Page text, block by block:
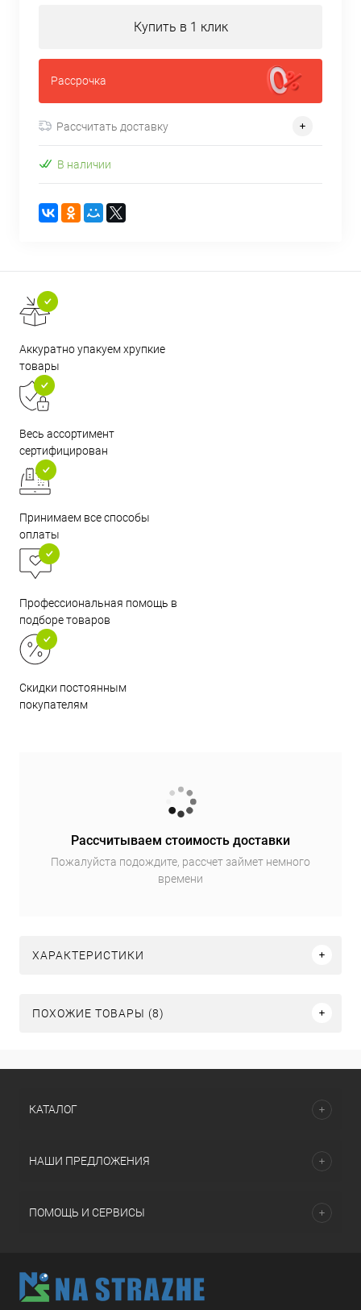
Купить в 1 клик
Рассрочка
Рассчитать доставку
В наличии
Аккуратно упакуем хрупкие
товары
Весь ассортимент
сертифицирован
Принимаем все способы
оплаты
Профессиональная помощь в
подборе товаров
Скидки постоянным
покупателям
Рассчитываем стоимость доставки
Пожалуйста подождите, рассчет займет немного
времени
ХАРАКТЕРИСТИКИ
ПОХОЖИЕ ТОВАРЫ (8)
КАТАЛОГ
НАШИ ПРЕДЛОЖЕНИЯ
ПОМОЩЬ И СЕРВИСЫ